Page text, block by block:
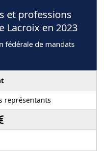
et professions
Lacroix en 2023
fédérale de mandats
représentants